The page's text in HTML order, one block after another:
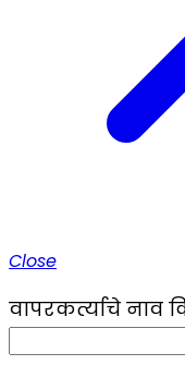
Close
वापरकर्त्याचे नाव